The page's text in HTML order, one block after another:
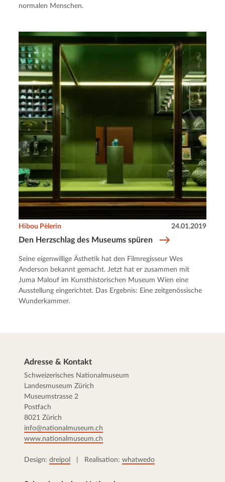
normalen Menschen.
Den Herzschlag des Museums spüren
Hibou Pèlerin 24.01.2019
Seine eigenwillige Ästhetik hat den Filmregisseur Wes
Anderson bekannt gemacht. Jetzt hat er zusammen mit
Juma Malouf im Kunsthistorischen Museum Wien eine
Ausstellung eingerichtet. Das Ergebnis: Eine zeitgenössische
Wunderkammer.
Adresse & Kontakt
Schweizerisches Nationalmuseum
Landesmuseum Zürich
Museumstrasse 2
Postfach
8021 Zürich
info@nationalmuseum.ch
www.nationalmuseum.ch
Design: dreipol | Realisation: whatwedo